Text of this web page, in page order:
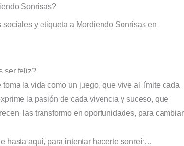
Sonrisas?
y etiqueta a Mordiendo Sonrisas en
ser feliz?
la vida como un juego, que vive al límite cada
la pasión de cada vivencia y suceso, que
las transformo en oportunidades, para cambiar
hasta aquí, para intentar hacerte sonreír…